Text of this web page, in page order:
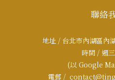
聯絡
地址 / 台北市內湖區內
時間 / 週
(以 Google
電郵 /